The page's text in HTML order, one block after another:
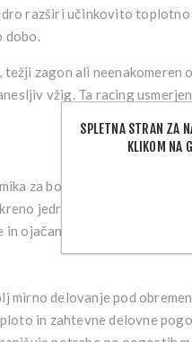
razširi učinkovito
dobo.
zagon ali
vžig. Ta racing
za boljše odvajanje
jedro za širše toplotno
ojačana masna elektroda
mirno delovanje pod
in zahtevne delovne
SPLETNA STRAN ZA
KLIKOM NA